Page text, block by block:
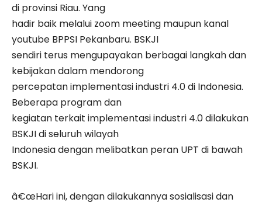
di provinsi Riau. Yang
hadir baik melalui zoom meeting maupun kanal
youtube BPPSI Pekanbaru. BSKJI
sendiri terus mengupayakan berbagai langkah dan
kebijakan dalam mendorong
percepatan implementasi industri 4.0 di Indonesia.
Beberapa program dan
kegiatan terkait implementasi industri 4.0 dilakukan
BSKJI di seluruh wilayah
Indonesia dengan melibatkan peran UPT di bawah
BSKJI.
â€œHari ini, dengan dilakukannya sosialisasi dan